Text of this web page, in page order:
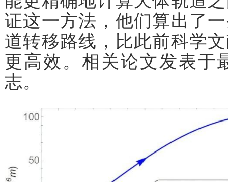
证这一方法，他们算出了
道转移路线，比此前科学
更高效。相关论文发表于
志。